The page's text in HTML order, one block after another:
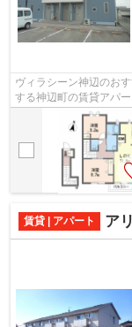
ヴィラシーン神辺のお
する神辺町の賃貸アパ
まで徒歩約9分☆ 国道
賃貸 | アパート ア